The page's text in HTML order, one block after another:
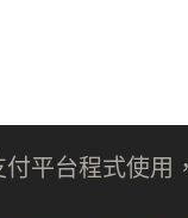
平台程式使用